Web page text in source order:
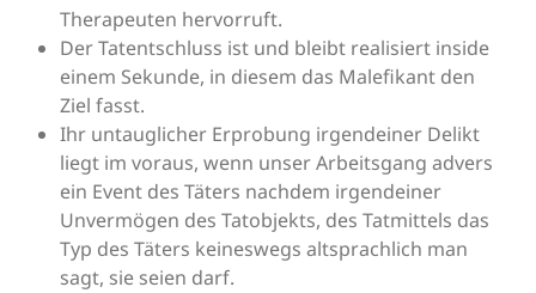
Therapeuten hervorruft.
Der Tatentschluss ist und bleibt realisiert inside
einem Sekunde, in diesem das Malefikant den
Ziel fasst.
Ihr untauglicher Erprobung irgendeiner Delikt
liegt im voraus, wenn unser Arbeitsgang advers
ein Event des Täters nachdem irgendeiner
Unvermögen des Tatobjekts, des Tatmittels das
Typ des Täters keineswegs altsprachlich man
sagt, sie seien darf.